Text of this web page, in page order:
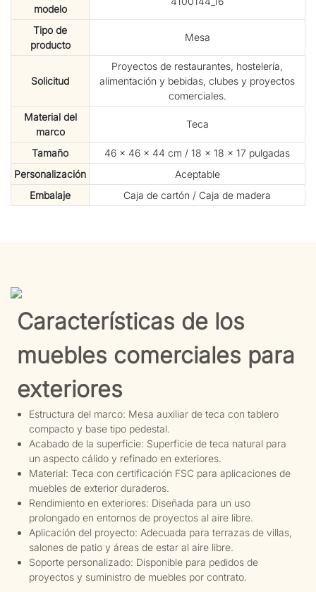
modelo
Tipo de
producto
Mesa
Solicitud
Proyectos de restaurantes, hostelería,
alimentación y bebidas, clubes y proyectos
comerciales.
Material del
marco
Teca
Tamaño
46 × 46 × 44 cm / 18 × 18 × 17 pulgadas
Personalización
Aceptable
Embalaje
Caja de cartón / Caja de madera
Características de los
muebles comerciales para
exteriores
Estructura del marco: Mesa auxiliar de teca con tablero
compacto y base tipo pedestal.
Acabado de la superficie: Superficie de teca natural para
un aspecto cálido y refinado en exteriores.
Material: Teca con certificación FSC para aplicaciones de
muebles de exterior duraderos.
Rendimiento en exteriores: Diseñada para un uso
prolongado en entornos de proyectos al aire libre.
Aplicación del proyecto: Adecuada para terrazas de villas,
salones de patio y áreas de estar al aire libre.
Soporte personalizado: Disponible para pedidos de
proyectos y suministro de muebles por contrato.